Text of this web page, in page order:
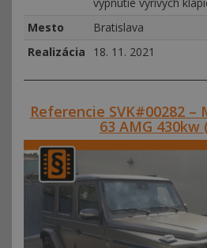
Mesto
Bratislava
Realizácia
18. 11. 2021
Referencie SVK#00282 –
63 AMG 430kw